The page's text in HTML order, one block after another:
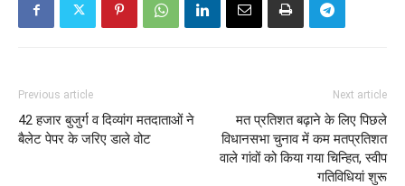
Previous article
42 हजार बुजुर्ग व दिव्यांग मतदाताओं ने
बैलेट पेपर के जरिए डाले वोट
Next article
मत प्रतिशत बढ़ाने के लिए पिछले
विधानसभा चुनाव में कम मतप्रतिशत
वाले गांवों को किया गया चिन्हित, स्वीप
गतिविधियां शुरू